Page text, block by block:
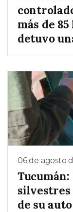
más de
detuvo
06 de agosto
Tucumán:
silvestres
de su auto